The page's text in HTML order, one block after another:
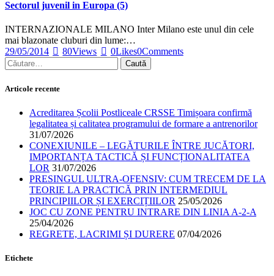
Sectorul juvenil in Europa (5)
INTERNAZIONALE MILANO Inter Milano este unul din cele
mai blazonate cluburi din lume:…
29/05/2014
80Views 0Likes0Comments
Articole recente
Acreditarea Școlii Postliceale CRSSE Timișoara confirmă
legalitatea și calitatea programului de formare a antrenorilor
31/07/2026
CONEXIUNILE – LEGĂTURILE ÎNTRE JUCĂTORI,
IMPORTANȚA TACTICĂ ȘI FUNCȚIONALITATEA
LOR 31/07/2026
PRESINGUL ULTRA-OFENSIV: CUM TRECEM DE LA
TEORIE LA PRACTICĂ PRIN INTERMEDIUL
PRINCIPIILOR ȘI EXERCIȚIILOR 25/05/2026
JOC CU ZONE PENTRU INTRARE DIN LINIA A-2-A
25/04/2026
REGRETE, LACRIMI ȘI DURERE 07/04/2026
Etichete